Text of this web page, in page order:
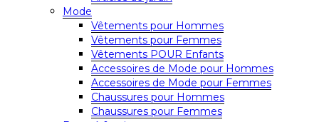
Mode
Vêtements pour Hommes
Vêtements pour Femmes
Vêtements POUR Enfants
Accessoires de Mode pour Hommes
Accessoires de Mode pour Femmes
Chaussures pour Hommes
Chaussures pour Femmes